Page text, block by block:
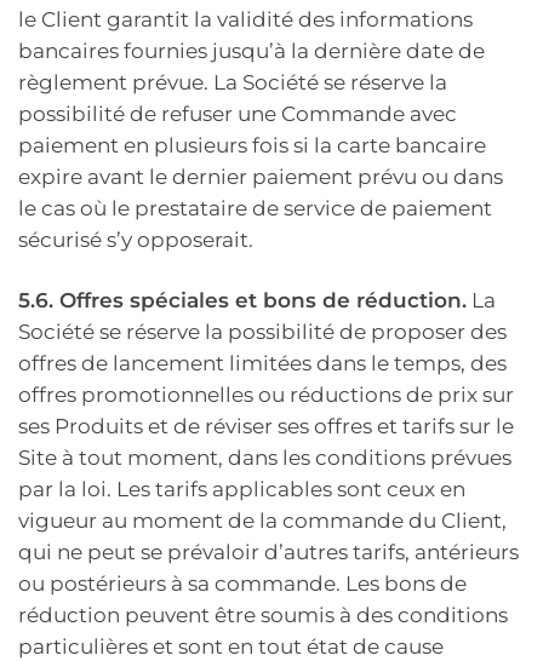
le Client garantit la validité des informations
bancaires fournies jusqu’à la dernière date de
règlement prévue. La Société se réserve la
possibilité de refuser une Commande avec
paiement en plusieurs fois si la carte bancaire
expire avant le dernier paiement prévu ou dans
le cas où le prestataire de service de paiement
sécurisé s’y opposerait.
5.6. Offres spéciales et bons de réduction. La
Société se réserve la possibilité de proposer des
offres de lancement limitées dans le temps, des
offres promotionnelles ou réductions de prix sur
ses Produits et de réviser ses offres et tarifs sur le
Site à tout moment, dans les conditions prévues
par la loi. Les tarifs applicables sont ceux en
vigueur au moment de la commande du Client,
qui ne peut se prévaloir d’autres tarifs, antérieurs
ou postérieurs à sa commande. Les bons de
réduction peuvent être soumis à des conditions
particulières et sont en tout état de cause